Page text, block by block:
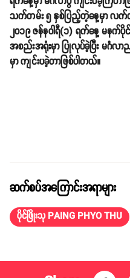
သက်တမ်း ၅ နှစ်ပြည့်တဲ့နေ့မှာ လက်
၂၀၁၉ ဇန်နဝါရီ(၁) ရက်နေ့ မနက်ပို
အစည်းအရုံးမှာ ပြုလုပ်ခဲ့ပြီး မင်္ဂ
မှာ ကျင်းပခဲ့တာဖြစ်ပါတယ်။
ဆက်စပ်အကြောင်းအရာများ
ပိုင်ဖြိုးသု PAING PHYO THU